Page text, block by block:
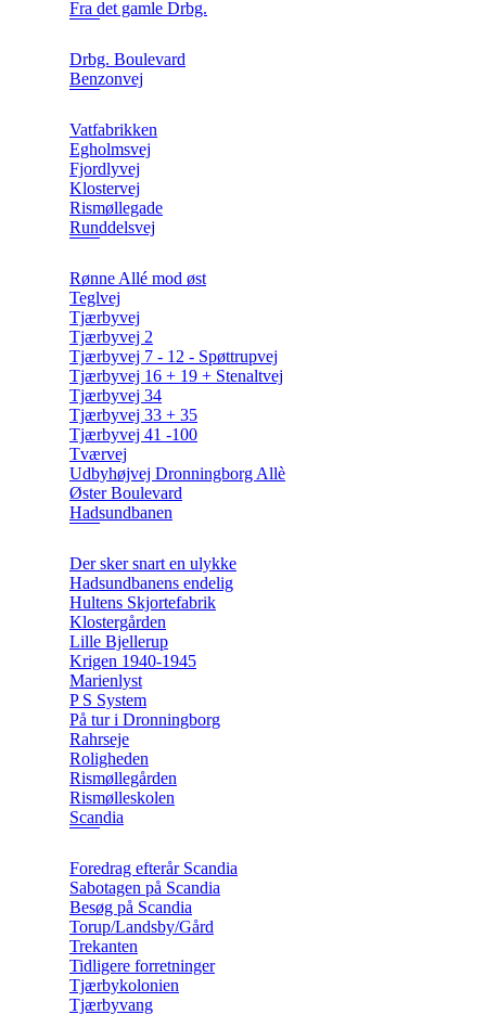
Fra det gamle Drbg.
Drbg. Boulevard
Benzonvej
Vatfabrikken
Egholmsvej
Fjordlyvej
Klostervej
Rismøllegade
Runddelsvej
Rønne Allé mod øst
Teglvej
Tjærbyvej
Tjærbyvej 2
Tjærbyvej 7 - 12 - Spøttrupvej
Tjærbyvej 16 + 19 + Stenaltvej
Tjærbyvej 34
Tjærbyvej 33 + 35
Tjærbyvej 41 -100
Tværvej
Udbyhøjvej Dronningborg Allè
Øster Boulevard
Hadsundbanen
Der sker snart en ulykke
Hadsundbanens endelig
Hultens Skjortefabrik
Klostergården
Lille Bjellerup
Krigen 1940-1945
Marienlyst
P S System
På tur i Dronningborg
Rahrseje
Roligheden
Rismøllegården
Rismølleskolen
Scandia
Foredrag efterår Scandia
Sabotagen på Scandia
Besøg på Scandia
Torup/Landsby/Gård
Trekanten
Tidligere forretninger
Tjærbykolonien
Tjærbyvang